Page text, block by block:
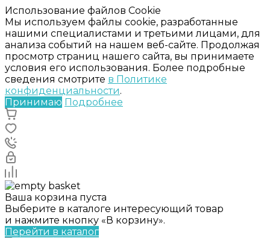
Использование файлов Cookie
Мы используем файлы cookie, разработанные
нашими специалистами и третьими лицами, для
анализа событий на нашем веб-сайте. Продолжая
просмотр страниц нашего сайта, вы принимаете
условия его использования. Более подробные
сведения смотрите в Политике
конфиденциальности.
Принимаю Подробнее
Ваша корзина пуста
Выберите в каталоге интересующий товар
и нажмите кнопку «В корзину».
Перейти в каталог